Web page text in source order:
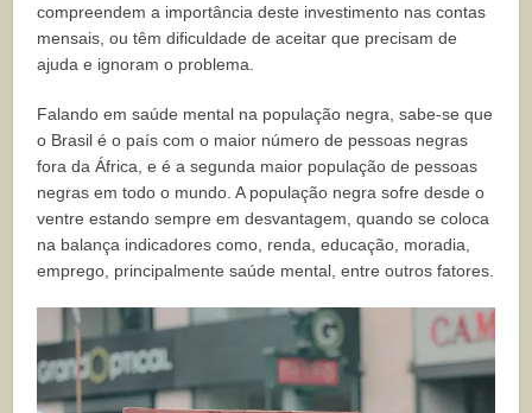
compreendem a importância deste investimento nas contas
mensais, ou têm dificuldade de aceitar que precisam de
ajuda e ignoram o problema.
Falando em saúde mental na população negra, sabe-se que
o Brasil é o país com o maior número de pessoas negras
fora da África, e é a segunda maior população de pessoas
negras em todo o mundo. A população negra sofre desde o
ventre estando sempre em desvantagem, quando se coloca
na balança indicadores como, renda, educação, moradia,
emprego, principalmente saúde mental, entre outros fatores.